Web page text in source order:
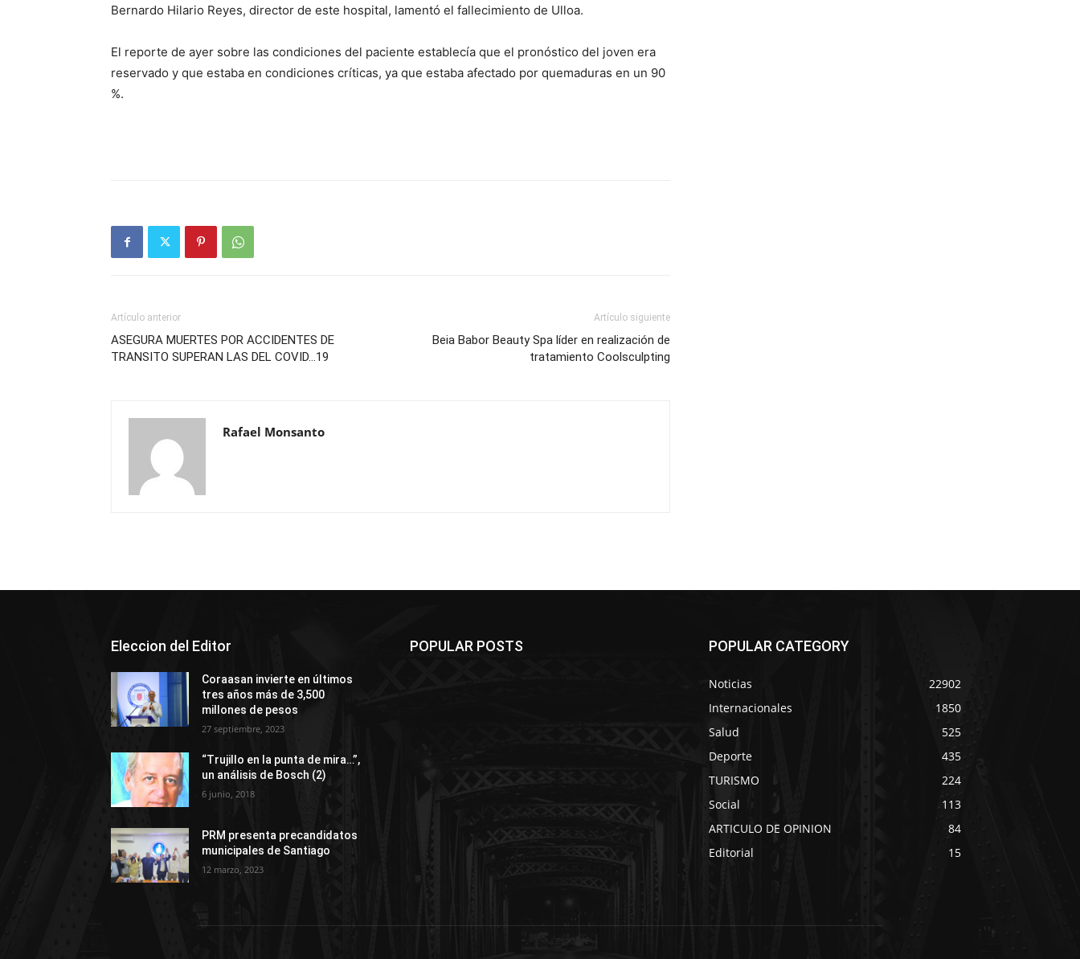
Bernardo Hilario Reyes, director de este hospital, lamentó el fallecimiento de Ulloa.
El reporte de ayer sobre las condiciones del paciente establecía que el pronóstico del joven era
reservado y que estaba en condiciones críticas, ya que estaba afectado por quemaduras en un 90
%.
Artículo anterior
ASEGURA MUERTES POR ACCIDENTES DE
TRANSITO SUPERAN LAS DEL COVID…19
Artículo siguiente
Beia Babor Beauty Spa líder en realización de
tratamiento Coolsculpting
Rafael Monsanto
Eleccion del Editor
Coraasan invierte en últimos
tres años más de 3,500
millones de pesos
27 septiembre, 2023
“Trujillo en la punta de mira…”,
un análisis de Bosch (2)
6 junio, 2018
PRM presenta precandidatos
municipales de Santiago
12 marzo, 2023
POPULAR POSTS POPULAR CATEGORY
Noticias
22902
Internacionales
1850
Salud
525
Deporte
435
TURISMO
224
Social
113
ARTICULO DE OPINION
84
Editorial
15